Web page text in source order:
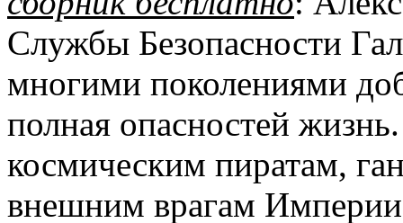
Службы Безопасности
многими поколениями
полная опасностей
космическим пиратам,
внешним врагам Империи